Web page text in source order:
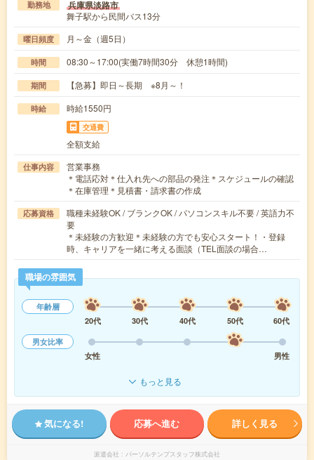
勤務地 兵庫県淡路市
舞子駅から民間バス13分
曜日頻度 月～金（週5日）
時間 08:30～17:00(実働7時間30分 休憩1時間)
期間 【急募】即日～長期 ※8月～！
時給 時給1550円
交通費
全額支給
仕事内容
営業事務
＊電話応対＊仕入れ先への部品の発注＊スケジュールの確認
＊在庫管理＊見積書・請求書の作成
応募資格
職種未経験OK / ブランクOK / パソコンスキル不要 / 英語力不
要
＊未経験の方歓迎＊未経験の方でも安心スタート！・登録
時、キャリアを一緒に考える面談（TEL面談の場合…
職場の雰囲気
年齢層
20代
30代 40代 50代
60代
男女比率
女性
男性
もっと見る
気になる! 応募へ進む 詳しく見る
派遣会社 パーソルテンプスタッフ株式会社